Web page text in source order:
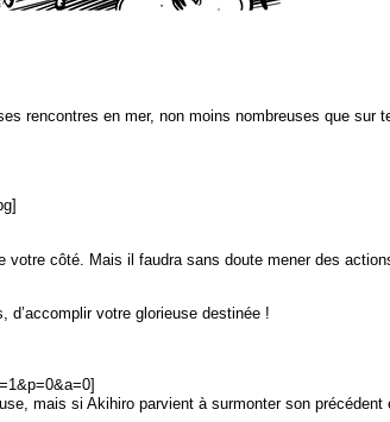
rencontres en mer, non moins nombreuses que sur
côté. Mais il faudra sans doute mener des
votre glorieuse destinée !
mais si Akihiro parvient à surmonter son précédent